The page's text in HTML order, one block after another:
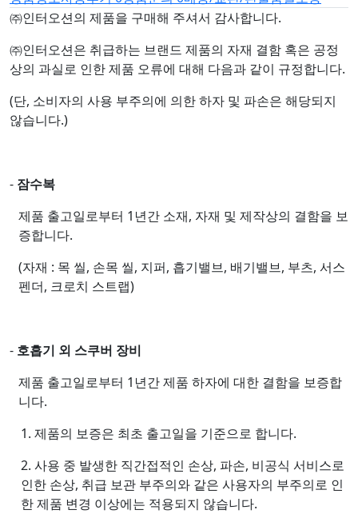
㈜인터오션의 제품을 구매해 주셔서 감사합니다.
㈜인터오션은 취급하는 브랜드 제품의 자재 결함 혹은 공정
상의 과실로 인한 제품 오류에 대해 다음과 같이 규정합니다.
(단, 소비자의 사용 부주의에 의한 하자 및 파손은 해당되지
않습니다.)
- 잠수복
제품 출고일로부터 1년간 소재, 자재 및 제작상의 결함을 보
증합니다.
(자재 : 목 씰, 손목 씰, 지퍼, 흡기밸브, 배기밸브, 부츠, 서스
펜더, 크로치 스트랩)
- 호흡기 외 스쿠버 장비
제품 출고일로부터 1년간 제품 하자에 대한 결함을 보증합
니다.
1. 제품의 보증은 최초 출고일을 기준으로 합니다.
2. 사용 중 발생한 직간접적인 손상, 파손, 비공식 서비스로
인한 손상, 취급 보관 부주의와 같은 사용자의 부주의로 인
한 제품 변경 이상에는 적용되지 않습니다.